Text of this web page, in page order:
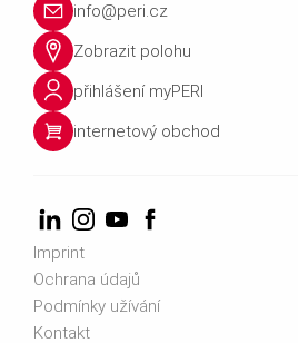
info@peri.cz
Zobrazit polohu
přihlášení myPERI
internetový obchod
Imprint
Ochrana údajů
Podmínky užívání
Kontakt